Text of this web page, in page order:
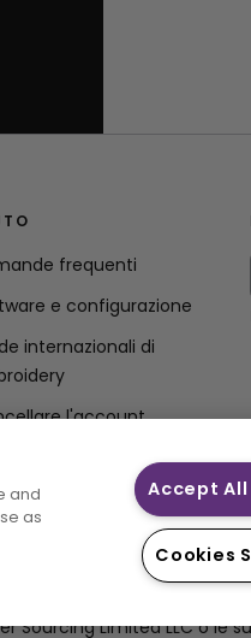
frequenti
e configurazione
internazionali di
l'account
Sourcing Limited LLC o
and
as
Accept All
Cookies